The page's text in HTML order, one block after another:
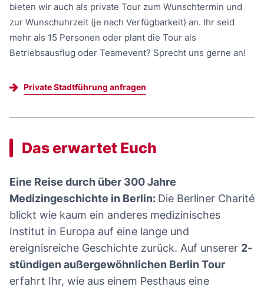
bieten wir auch als private Tour zum Wunschtermin und
zur Wunschuhrzeit (je nach Verfügbarkeit) an. Ihr seid
mehr als 15 Personen oder plant die Tour als
Betriebsausflug oder Teamevent? Sprecht uns gerne an!
Private Stadtführung anfragen
Das erwartet Euch
Eine Reise durch über 300 Jahre
Medizingeschichte in Berlin: Die Berliner Charité
blickt wie kaum ein anderes medizinisches
Institut in Europa auf eine lange und
ereignisreiche Geschichte zurück. Auf unserer 2-
stündigen außergewöhnlichen Berlin Tour
erfahrt Ihr, wie aus einem Pesthaus eine